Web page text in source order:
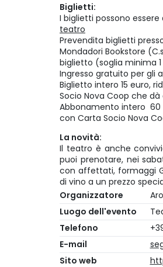
Biglietti:
I biglietti possono
teatro
Prevendita biglietti
Mondadori Bookstore
biglietto (soglia minima
Ingresso gratuito per gli
Biglietto intero 15 euro,
Socio Nova Coop che
Abbonamento intero 60
con Carta Socio Nova
La novità:
Il teatro è anche
puoi prenotare, nei
con affettati, formaggi
di vino a un prezzo
Organizzatore
Luogo dell'evento
Telefono
E-mail
Sito web